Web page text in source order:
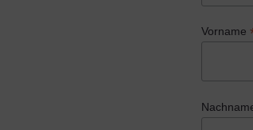
Vorname